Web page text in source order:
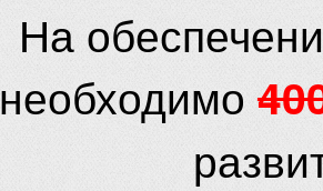
На
необходимо